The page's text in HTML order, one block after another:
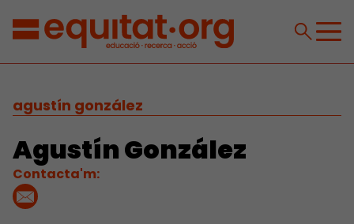
agustín gonzález
Agustín González
Contacta'm: